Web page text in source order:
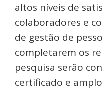
altos níveis de
colaboradores e
de gestão de
completarem os
pesquisa serão
certificado e